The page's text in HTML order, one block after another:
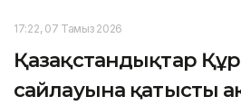
17:22, 07 Тамыз 2026
Қазақстандықтар
сайлауына қатысты